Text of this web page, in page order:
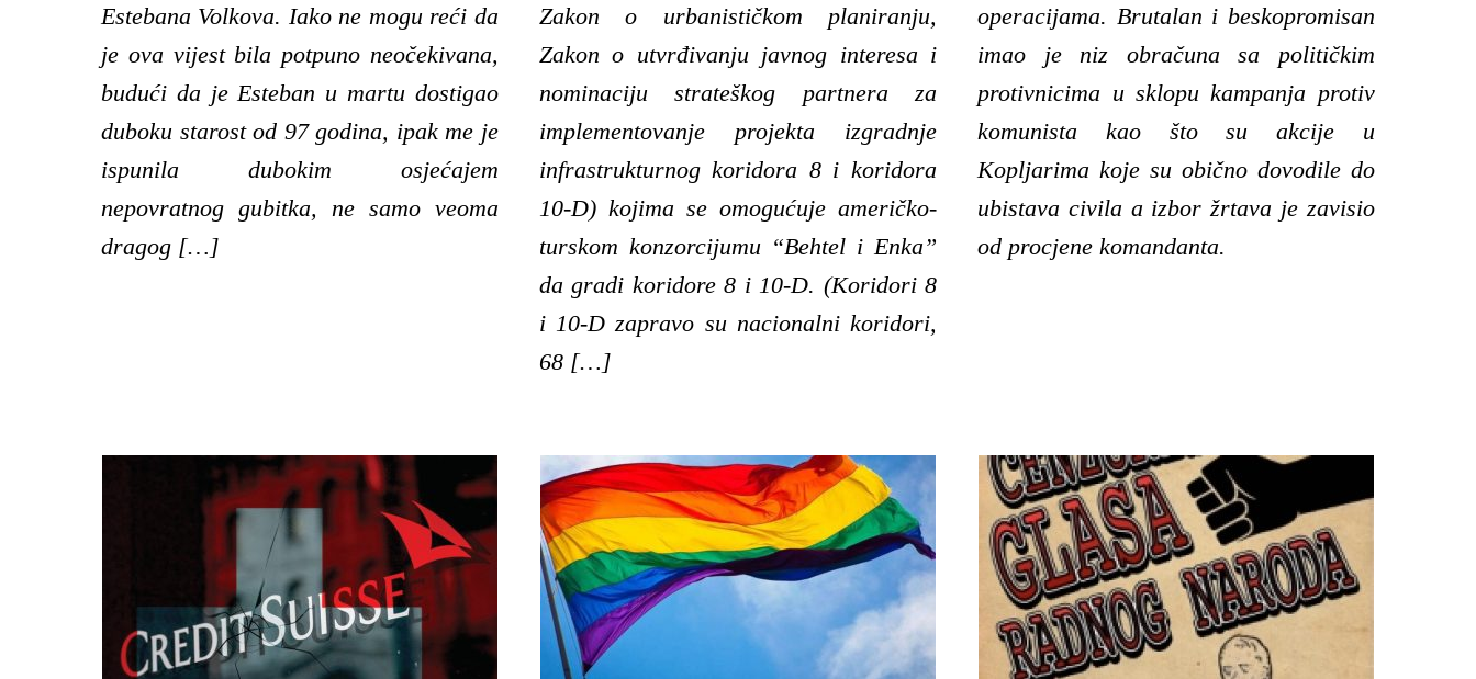
Estebana Volkova. Iako ne mogu reći da
je ova vijest bila potpuno neočekivana,
budući da je Esteban u martu dostigao
duboku starost od 97 godina, ipak me je
ispunila dubokim osjećajem
nepovratnog gubitka, ne samo veoma
dragog […]
Zakon o urbanističkom planiranju,
Zakon o utvrđivanju javnog interesa i
nominaciju strateškog partnera za
implementovanje projekta izgradnje
infrastrukturnog koridora 8 i koridora
10-D) kojima se omogućuje američko-
turskom konzorcijumu “Behtel i Enka”
da gradi koridore 8 i 10-D. (Koridori 8
i 10-D zapravo su nacionalni koridori,
68 […]
operacijama. Brutalan i beskopromisan
imao je niz obračuna sa političkim
protivnicima u sklopu kampanja protiv
komunista kao što su akcije u
Kopljarima koje su obično dovodile do
ubistava civila a izbor žrtava je zavisio
od procjene komandanta.